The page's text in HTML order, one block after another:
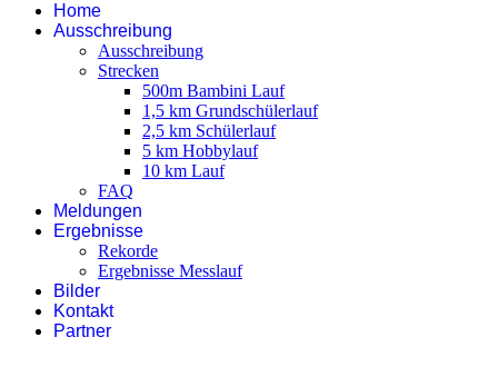
Home
Ausschreibung
Ausschreibung
Strecken
500m Bambini Lauf
1,5 km Grundschülerlauf
2,5 km Schülerlauf
5 km Hobbylauf
10 km Lauf
FAQ
Meldungen
Ergebnisse
Rekorde
Ergebnisse Messlauf
Bilder
Kontakt
Partner